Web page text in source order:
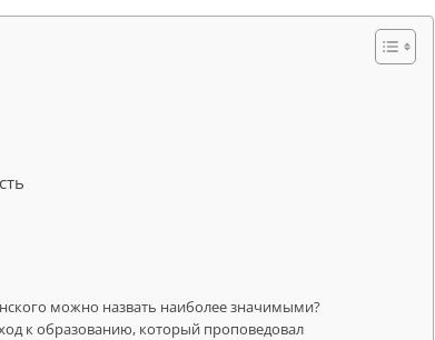
можно назвать наиболее значимыми?
к образованию, который проповедовал